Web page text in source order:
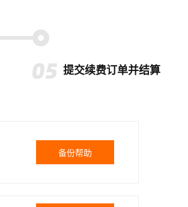
提交续费订单并结算
备份帮助